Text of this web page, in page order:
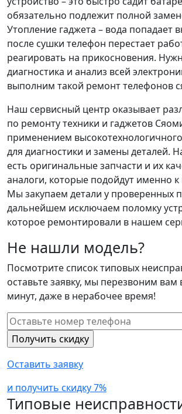
обязательно подлежит полной
Утопление гаджета – вода попадает
после сушки телефон перестает
реагировать на прикосновения.
диагностика и анализ всей
выполним такой ремонт телефонов
Наш сервисный центр оказывает
по ремонту техники и гаджетов
применением
для диагностики и замены деталей.
есть оригинальные запчасти и их
аналоги, которые подойдут именно
Мы закупаем детали у проверенных
дальнейшем исключаем поломку
которое ремонтировали в нашем
Не нашли модель?
Посмотрите список типовых
оставьте заявку, мы перезвоним вам
минут, даже в нерабочее время!
Оставить заявку
и получить скидку 7%
Типовые